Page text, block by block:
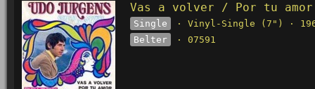
Vas a volver / Por tu amor
Single
· Vinyl-Single (7") ·
Belter
· 07591